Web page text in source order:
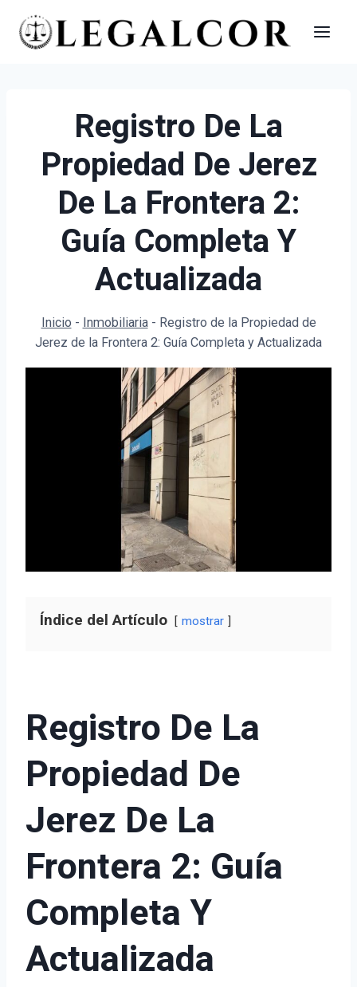
Saltar
Registro De La
Propiedad De Jerez
De La Frontera 2:
Guía Completa Y
Actualizada
Inicio - Inmobiliaria- Registro de la Propiedad de
Jerez de la Frontera 2: Guía Completa y Actualizada
Índice del Artículo mostrar
Registro De La
Propiedad De
Jerez De La
Frontera 2: Guía
Completa Y
Actualizada